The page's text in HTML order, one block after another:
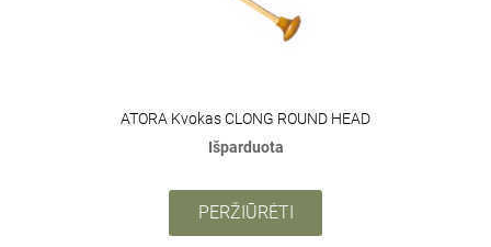
ATORA Kvokas CLONG ROUND HEAD
Išparduota
PERŽIŪRĖTI